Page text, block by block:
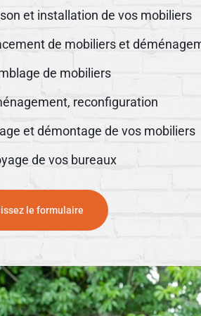
et installation de vos mobiliers
de mobiliers et
de mobiliers
reconfiguration
et démontage de vos mobiliers
de vos bureaux
le formulaire